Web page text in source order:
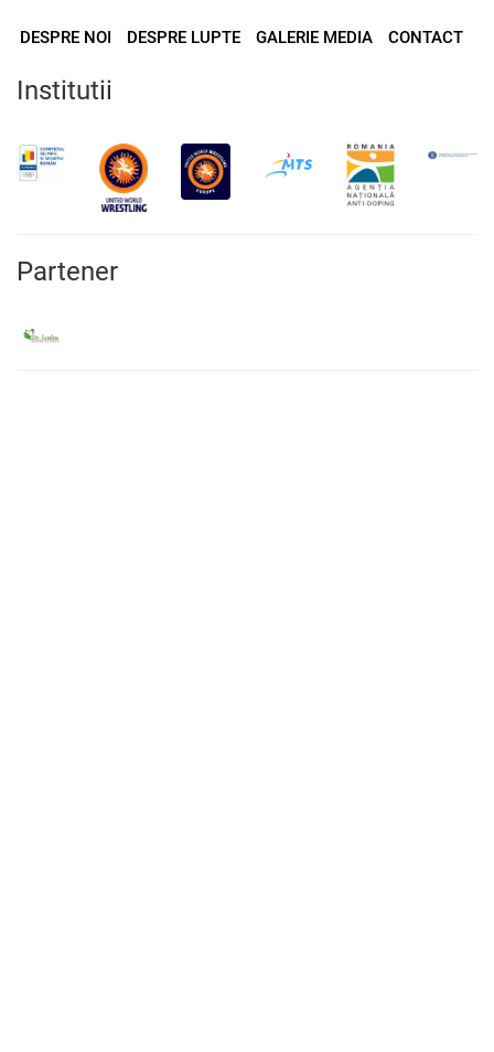
DESPRE NOI DESPRE LUPTE GALERIE MEDIA CONTACT
Institutii
Partener